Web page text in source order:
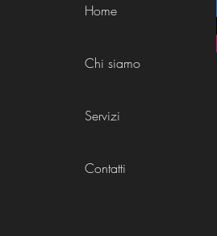
Home
Chi siamo
Servizi
Contatti